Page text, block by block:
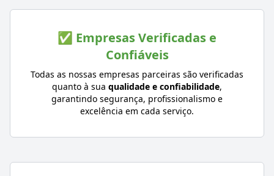
✅ Empresas Verificadas e
Confiáveis
Todas as nossas empresas parceiras são verificadas
quanto à sua qualidade e confiabilidade,
garantindo segurança, profissionalismo e
excelência em cada serviço.